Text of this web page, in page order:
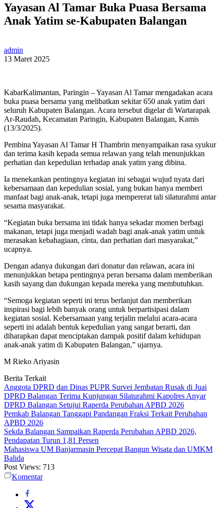
Yayasan Al Tamar Buka Puasa Bersama
Anak Yatim se-Kabupaten Balangan
admin
13 Maret 2025
KabarKalimantan, Paringin – Yayasan Al Tamar mengadakan acara
buka puasa bersama yang melibatkan sekitar 650 anak yatim dari
seluruh Kabupaten Balangan. Acara tersebut digelar di Wartarapak
Ar-Raudah, Kecamatan Paringin, Kabupaten Balangan, Kamis
(13/3/2025).
Pembina Yayasan Al Tamar H Thambrin menyampaikan rasa syukur
dan terima kasih kepada semua relawan yang telah menunjukkan
perhatian dan kepedulian terhadap anak yatim yang dibina.
Ia menekankan pentingnya kegiatan ini sebagai wujud nyata dari
kebersamaan dan kepedulian sosial, yang bukan hanya memberi
manfaat bagi anak-anak, tetapi juga mempererat tali silaturahmi antar
sesama masyarakat.
“Kegiatan buka bersama ini tidak hanya sekadar momen berbagi
makanan, tetapi juga menjadi wadah bagi anak-anak yatim untuk
merasakan kebahagiaan, cinta, dan perhatian dari masyarakat,”
ucapnya.
Dengan adanya dukungan dari donatur dan relawan, acara ini
menunjukkan betapa pentingnya peran bersama dalam memberikan
kasih sayang dan dukungan kepada mereka yang membutuhkan.
“Semoga kegiatan seperti ini terus berlanjut dan memberikan
inspirasi bagi lebih banyak orang untuk berpartisipasi dalam
kegiatan sosial. Kebersamaan yang terjalin melalui acara-acara
seperti ini adalah bentuk kepedulian yang sangat berarti, dan
diharapkan dapat menciptakan dampak positif dalam kehidupan
anak-anak yatim di Kabupaten Balangan,” ujarnya.
M Rieko Ariyasin
Berita Terkait
Anggota DPRD dan Dinas PUPR Survei Jembatan Rusak di Juai
DPRD Balangan Terima Kunjungan Silaturahmi Kapolres Anyar
DPRD Balangan Setujui Raperda Perubahan APBD 2026
Pemkab Balangan Tanggapi Pandangan Fraksi Terkait Perubahan
APBD 2026
Sekda Balangan Sampaikan Raperda Perubahan APBD 2026,
Pendapatan Turun 1,81 Persen
Mahasiswa UM Banjarmasin Percepat Bangun Wisata dan UMKM
Balida
Post Views: 713
Komentar